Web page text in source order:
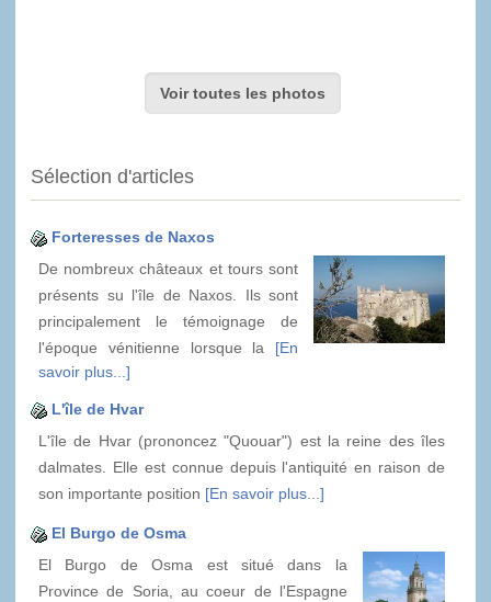
Voir toutes les photos
Sélection d'articles
Forteresses de Naxos
De nombreux châteaux et tours sont
présents su l'île de Naxos. Ils sont
principalement le témoignage de
l'époque vénitienne lorsque la [En
savoir plus...]
L'île de Hvar
L'île de Hvar (prononcez "Quouar") est la reine des îles
dalmates. Elle est connue depuis l'antiquité en raison de
son importante position [En savoir plus...]
El Burgo de Osma
El Burgo de Osma est situé dans la
Province de Soria, au coeur de l'Espagne